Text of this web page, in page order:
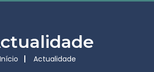
Início Actualidade